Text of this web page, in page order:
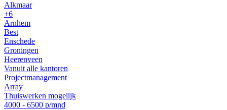
Alkmaar
+6
Arnhem
Best
Enschede
Groningen
Heerenveen
Vanuit alle kantoren
Projectmanagement
Array
Thuiswerken mogelijk
4000 - 6500 p/mnd